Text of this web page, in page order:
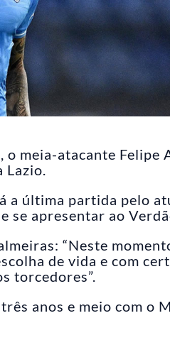
o meia-atacante Felipe
Lazio.
a última partida pelo
se apresentar ao
“Neste
de vida e com
torcedores”.
anos e meio com o